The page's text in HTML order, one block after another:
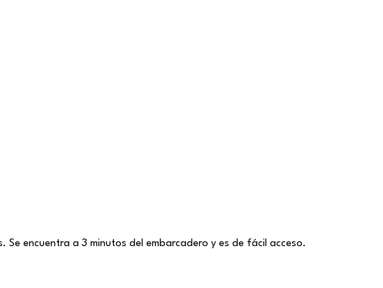
encuentra a 3 minutos del embarcadero y es de fácil acceso.